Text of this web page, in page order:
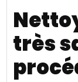
très